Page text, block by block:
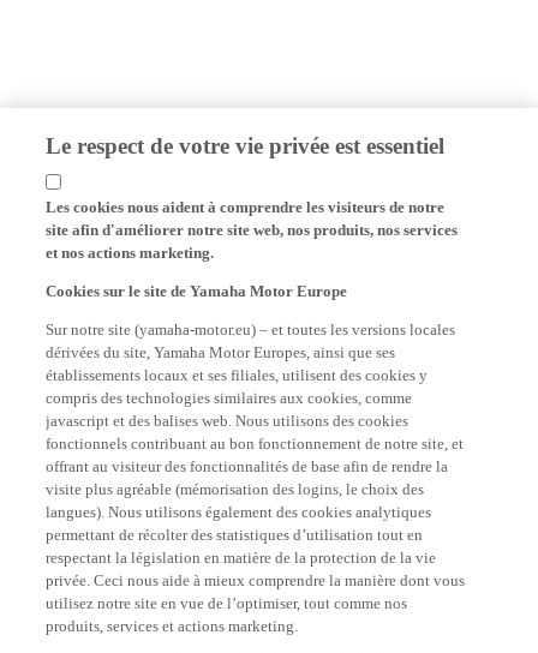
Le respect de votre vie privée est essentiel
Les cookies nous aident à comprendre les visiteurs de notre
site afin d'améliorer notre site web, nos produits, nos services
et nos actions marketing.
Cookies sur le site de Yamaha Motor Europe
Sur notre site (yamaha-motor.eu) – et toutes les versions locales
dérivées du site, Yamaha Motor Europes, ainsi que ses
établissements locaux et ses filiales, utilisent des cookies y
compris des technologies similaires aux cookies, comme
javascript et des balises web. Nous utilisons des cookies
fonctionnels contribuant au bon fonctionnement de notre site, et
offrant au visiteur des fonctionnalités de base afin de rendre la
visite plus agréable (mémorisation des logins, le choix des
langues). Nous utilisons également des cookies analytiques
permettant de récolter des statistiques d’utilisation tout en
respectant la législation en matière de la protection de la vie
privée. Ceci nous aide à mieux comprendre la manière dont vous
utilisez notre site en vue de l’optimiser, tout comme nos
produits, services et actions marketing.